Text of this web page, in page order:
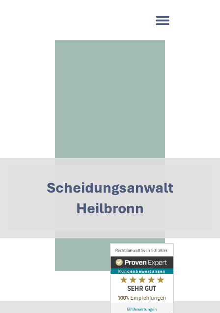
Scheidungsanwalt
Heilbronn